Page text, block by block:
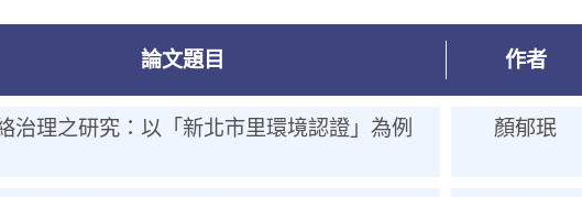
論文題目 作者
治理之研究：以「新北市里環境認證」為例 顏郁珉